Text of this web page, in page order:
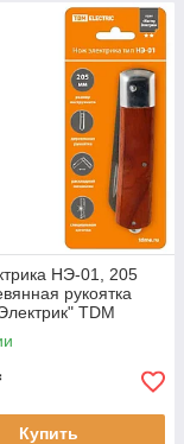
НЭ-01, 205
рукоятка
TDM
Купить